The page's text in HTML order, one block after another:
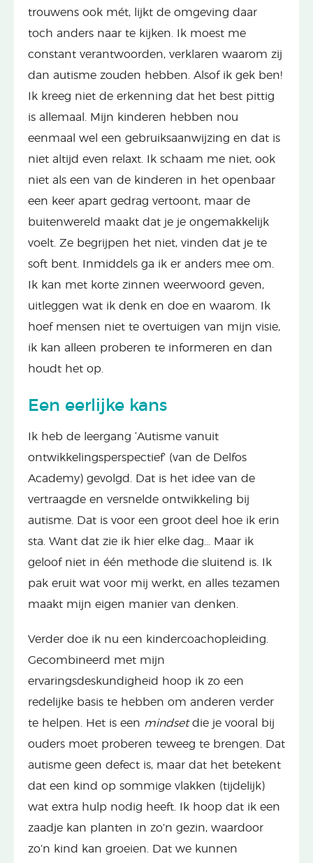
trouwens ook mét, lijkt de omgeving daar
toch anders naar te kijken. Ik moest me
constant verantwoorden, verklaren waarom zij
dan autisme zouden hebben. Alsof ik gek ben!
Ik kreeg niet de erkenning dat het best pittig
is allemaal. Mijn kinderen hebben nou
eenmaal wel een gebruiksaanwijzing en dat is
niet altijd even relaxt. Ik schaam me niet, ook
niet als een van de kinderen in het openbaar
een keer apart gedrag vertoont, maar de
buitenwereld maakt dat je je ongemakkelijk
voelt. Ze begrijpen het niet, vinden dat je te
soft bent. Inmiddels ga ik er anders mee om.
Ik kan met korte zinnen weerwoord geven,
uitleggen wat ik denk en doe en waarom. Ik
hoef mensen niet te overtuigen van mijn visie,
ik kan alleen proberen te informeren en dan
houdt het op.
Een eerlijke kans
Ik heb de leergang ‘Autisme vanuit
ontwikkelingsperspectief’ (van de Delfos
Academy) gevolgd. Dat is het idee van de
vertraagde en versnelde ontwikkeling bij
autisme. Dat is voor een groot deel hoe ik erin
sta. Want dat zie ik hier elke dag… Maar ik
geloof niet in één methode die sluitend is. Ik
pak eruit wat voor mij werkt, en alles tezamen
maakt mijn eigen manier van denken.
Verder doe ik nu een kindercoachopleiding.
Gecombineerd met mijn
ervaringsdeskundigheid hoop ik zo een
redelijke basis te hebben om anderen verder
te helpen. Het is een mindsetdie je vooral bij
ouders moet proberen teweeg te brengen. Dat
autisme geen defect is, maar dat het betekent
dat een kind op sommige vlakken (tijdelijk)
wat extra hulp nodig heeft. Ik hoop dat ik een
zaadje kan planten in zo’n gezin, waardoor
zo’n kind kan groeien. Dat we kunnen